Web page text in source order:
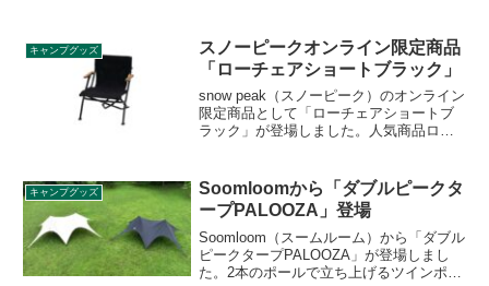
小回りがきくサイズ感となっています。
詳細をレビューします。
キャンプグッズ
スノーピークオンライン限定商品
「ローチェアショートブラック」
snow peak（スノーピーク）のオンライン
限定商品として「ローチェアショートブ
ラック」が登場しました。人気商品ロー
ことで、リラックス感と食事や作業のし
やすさを両立しています。詳細をレビュ
ーします。
キャンプグッズ
Soomloomから「ダブルピークタ
ープPALOOZA」登場
Soomloom（スームルーム）から「ダブル
ピークタープPALOOZA」が登場しまし
た。2本のポールで立ち上げるツインポー